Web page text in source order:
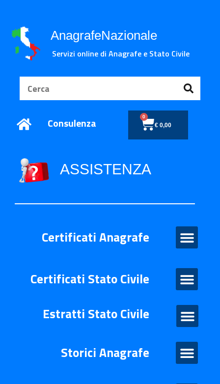
AnagrafeNazionale
Servizi online di Anagrafe e Stato Civile
Consulenza €0,00
0
ASSISTENZA
Certificati Anagrafe
Certificati Stato Civile
Estratti Stato Civile
Storici Anagrafe